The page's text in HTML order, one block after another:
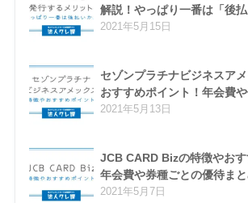
解説！やっぱり一番は「後
2021年5月15日
セゾンプラチナビジネスア
おすすめポイント！年会費
2021年5月13日
JCB CARD Bizの特徴やおす
年会費や券種ごとの優待ま
2021年5月7日